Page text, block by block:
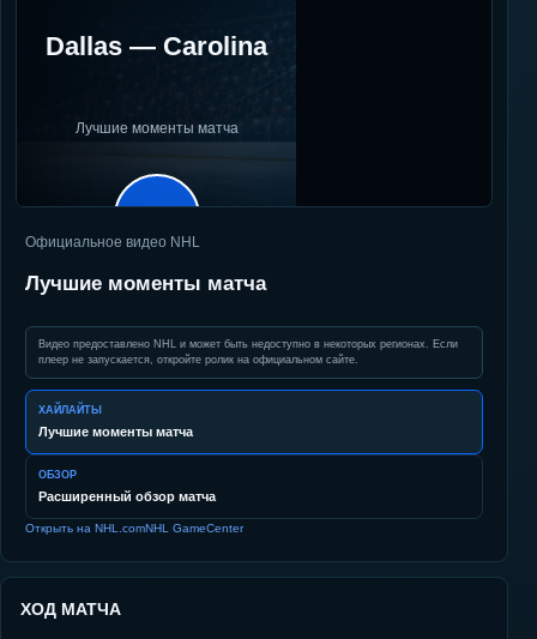
Dallas — Carolina
Лучшие моменты матча
▶
Официальное видео NHL
Лучшие моменты матча
Видео предоставлено NHL и может быть недоступно в некоторых регионах. Если
плеер не запускается, откройте ролик на официальном сайте.
ХАЙЛАЙТЫ
Лучшие моменты матча
ОБЗОР
Расширенный обзор матча
Открыть на NHL.comNHL GameCenter
ХОД МАТЧА